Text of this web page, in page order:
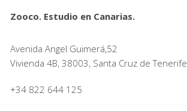
Zooco. Estudio en Canarias.
Avenida Angel Guimerá,52
Vivienda 4B, 38003, Santa Cruz de Tenerife
+34 822 644 125